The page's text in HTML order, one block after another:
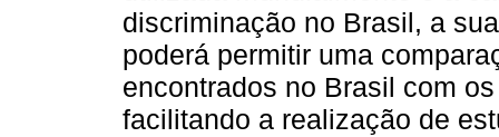
discriminação no Brasil, a
poderá permitir uma
encontrados no Brasil com
facilitando a realização de